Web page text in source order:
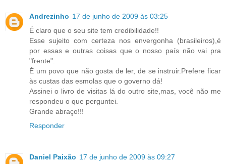
Andrezinho 17 de junho de 2009 às 03:25
É claro que o seu site tem credibilidade!!
Esse sujeito com certeza nos envergonha (brasileiros),é
por essas e outras coisas que o nosso país não vai pra
"frente".
É um povo que não gosta de ler, de se instruir.Prefere ficar
às custas das esmolas que o governo dá!
Assinei o livro de visitas lá do outro site,mas, você não me
respondeu o que perguntei.
Grande abraço!!!
Responder
Daniel Paixão 17 de junho de 2009 às 09:27